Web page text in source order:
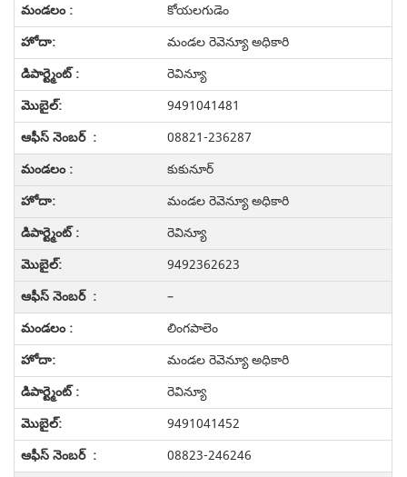
కోయలగుడెం
మండల రెవెన్యూ అధికారి
రెవిన్యూ
9491041481
08821-236287
కుకునూర్
మండల రెవెన్యూ అధికారి
రెవిన్యూ
9492362623
–
లింగపాలెం
మండల రెవెన్యూ అధికారి
రెవిన్యూ
9491041452
08823-246246